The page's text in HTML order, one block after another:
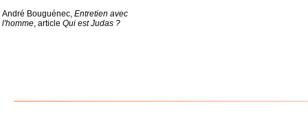
André Bouguénec, Entretien avec
l'homme, article Qui est Judas ?